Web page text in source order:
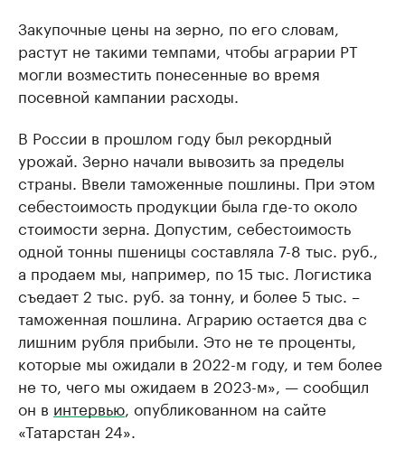
Закупочные цены на зерно, по его словам,
растут не такими темпами, чтобы аграрии РТ
могли возместить понесенные во время
посевной кампании расходы.
В России в прошлом году был рекордный
урожай. Зерно начали вывозить за пределы
страны. Ввели таможенные пошлины. При этом
себестоимость продукции была где-то около
стоимости зерна. Допустим, себестоимость
одной тонны пшеницы составляла 7-8 тыс. руб.,
а продаем мы, например, по 15 тыс. Логистика
съедает 2 тыс. руб. за тонну, и более 5 тыс. –
таможенная пошлина. Аграрию остается два с
лишним рубля прибыли. Это не те проценты,
которые мы ожидали в 2022-м году, и тем более
не то, чего мы ожидаем в 2023-м», — сообщил
он в интервью , опубликованном на сайте
«Татарстан 24».